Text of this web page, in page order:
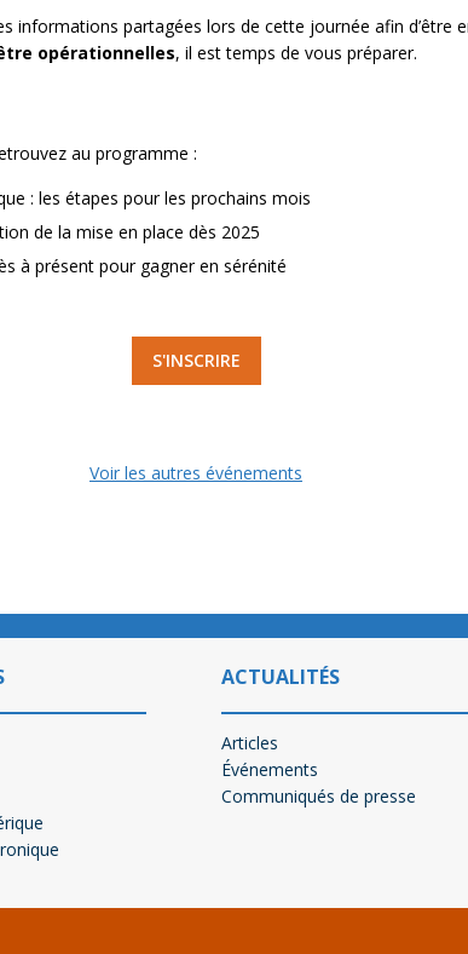
informations partagées lors de cette journée afin d’être
opérationnelles, il est temps de vous préparer.
au programme :
: les étapes pour les prochains mois
de la mise en place dès 2025
à présent pour gagner en sérénité
S'INSCRIRE
Voir les autres événements
ACTUALITÉS
Articles
Événements
Communiqués de presse